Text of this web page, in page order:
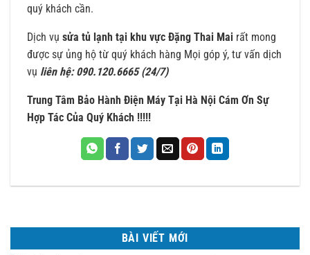
quý khách cần.
Dịch vụ sửa tủ lạnh tại khu vực Đặng Thai Mai rất mong
được sự ủng hộ từ quý khách hàng Mọi góp ý, tư vấn dịch
vụ liên hệ: 090.120.6665 (24/7)
Trung Tâm Bảo Hành Điện Máy Tại Hà Nội Cám Ơn Sự
Hợp Tác Của Quý Khách !!!!!
BÀI VIẾT MỚI